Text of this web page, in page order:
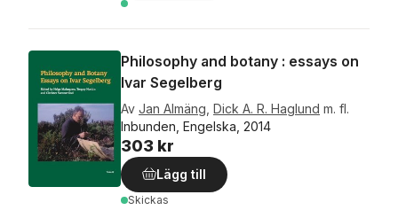
Philosophy and botany : essays on
Ivar Segelberg
Av Jan Almäng Dick A. R. Haglund m. fl.
Inbunden, Engelska, 2014
303 kr
Lägg till
Skickas